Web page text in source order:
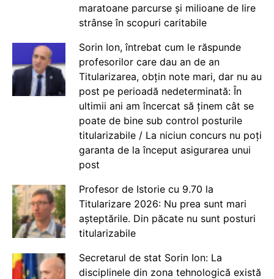
maratoane parcurse și milioane de lire
strânse în scopuri caritabile
Sorin Ion, întrebat cum le răspunde
profesorilor care dau an de an
Titularizarea, obțin note mari, dar nu au
post pe perioadă nedeterminată: În
ultimii ani am încercat să ținem cât se
poate de bine sub control posturile
titularizabile / La niciun concurs nu poți
garanta de la început asigurarea unui
post
Profesor de Istorie cu 9.70 la
Titularizare 2026: Nu prea sunt mari
așteptările. Din păcate nu sunt posturi
titularizabile
Secretarul de stat Sorin Ion: La
disciplinele din zona tehnologică există